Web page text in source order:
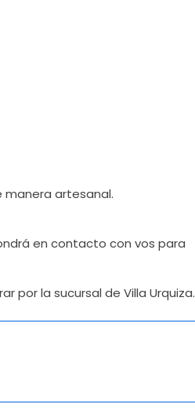
manera artesanal.
en contacto con vos para
por la sucursal de Villa Urquiza.